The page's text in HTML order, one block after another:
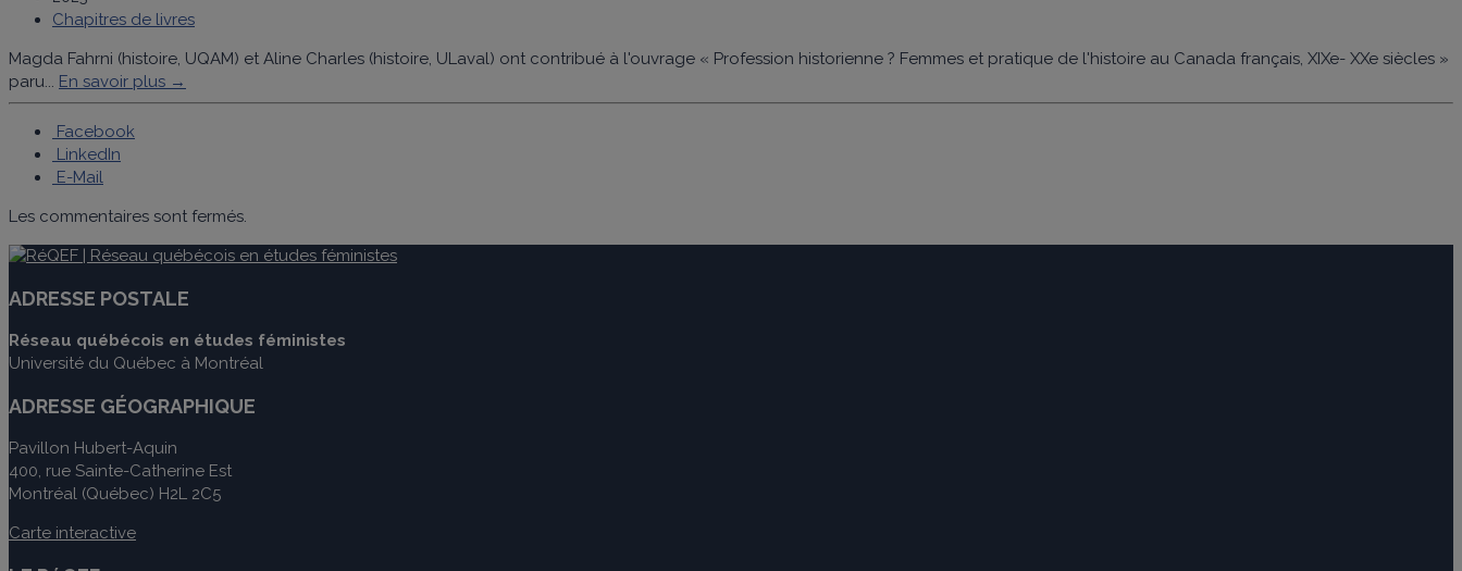
Chapitres de livres
Magda Fahrni (histoire, UQAM) et Aline Charles (histoire, ULaval) ont contribué à l'ouvrage « Profession historienne ? Femmes et pratique de l'histoire au Canada français, XIXe- XXe siècles »
paru... En savoir plus →
Facebook
LinkedIn
E-Mail
Les commentaires sont fermés.
ADRESSE POSTALE
Réseau québécois en études féministes
Université du Québec à Montréal
ADRESSE GÉOGRAPHIQUE
Pavillon Hubert-Aquin
400, rue Sainte-Catherine Est
Montréal (Québec) H2L 2C5
Carte interactive